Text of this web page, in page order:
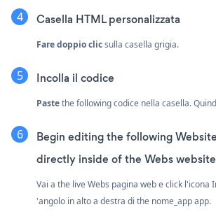
Casella HTML personalizzata
Fare doppio clicsulla casella grigia.
Incolla il codice
Pastethe following codice nella casella.
Begin editing the following
directly inside of the Webs
Vai a the live Webs pagina web e click l'icona
'angolo in alto a destra di the nome_app app.